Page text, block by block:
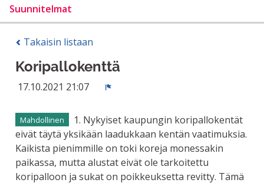
Suunnitelmat
Takaisin listaan
Koripallokenttä
17.10.2021 21:07
Mahdollinen
1. Nykyiset kaupungin koripallokentät
eivät täytä yksikään laadukkaan kentän vaatimuksia.
Kaikista pienimmille on toki koreja monessakin
paikassa, mutta alustat eivät ole tarkoitettu
koripalloon ja sukat on poikkeuksetta revitty. Tämä